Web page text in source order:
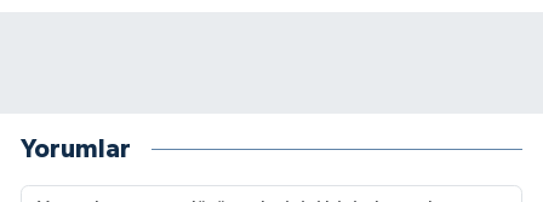
Yorumlar